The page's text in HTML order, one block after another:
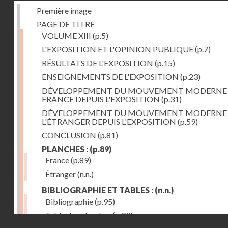
Première image
PAGE DE TITRE
VOLUME XIII (p.5)
L'EXPOSITION ET L'OPINION PUBLIQUE(p.7)
RÉSULTATS DE L'EXPOSITION (p.15)
ENSEIGNEMENTS DE L'EXPOSITION (p.23)
DÉVELOPPEMENT DU MOUVEMENT
FRANCE DEPUIS L'EXPOSITION (p.31)
DÉVELOPPEMENT DU MOUVEMENT
L'ÉTRANGER DEPUIS L'EXPOSITION (p.59)
CONCLUSION (p.81)
PLANCHES : (p.89)
France(p.89)
Étranger(n.n.)
BIBLIOGRAPHIE ET TABLES : (n.n.)
Bibliographie(p.95)
Table des planches(p.99)